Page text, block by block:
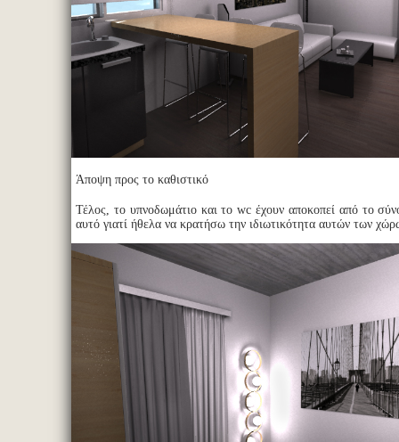
Άποψη προς το καθιστικό
Τέλος, το υπνοδωμάτιο και το wc έχουν αποκοπεί από το
αυτό γιατί ήθελα να κρατήσω την ιδιωτικότητα αυτών των